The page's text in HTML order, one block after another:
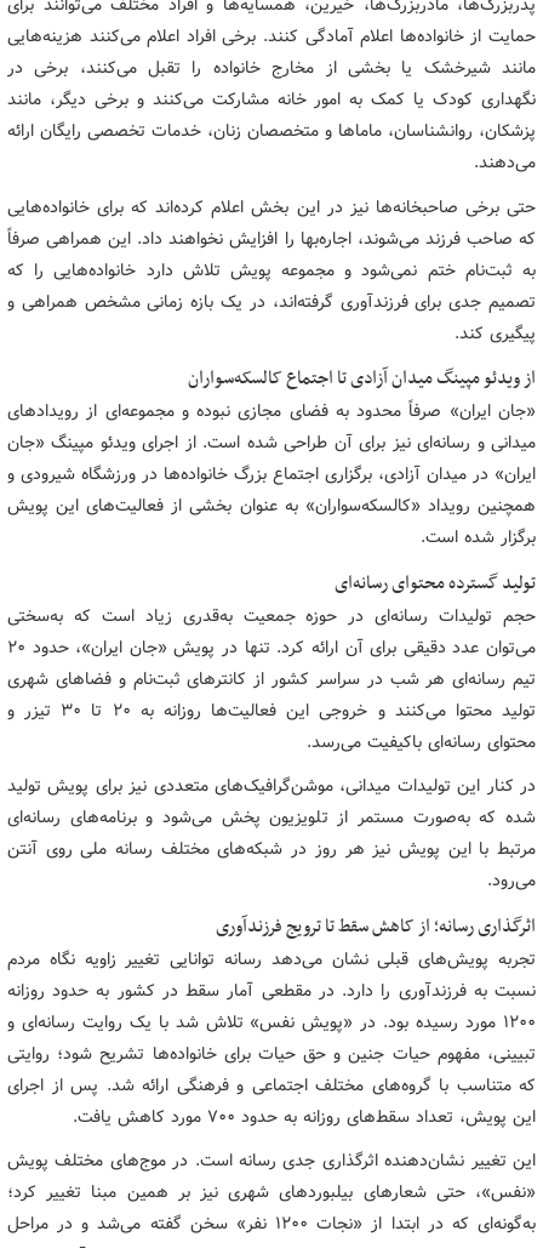
حمایت از خانواده‌ها اعلام آمادگی کنند. برخی افراد اعلام می‌کنند هزینه‌هایی
مانند شیرخشک یا بخشی از مخارج خانواده را تقبل می‌کنند، برخی در
نگهداری کودک یا کمک به امور خانه مشارکت می‌کنند و برخی دیگر، مانند
پزشکان، روانشناسان، ماماها و متخصصان زنان، خدمات تخصصی رایگان ارائه
می‌دهند.
حتی برخی صاحبخانه‌ها نیز در این بخش اعلام کرده‌اند که برای خانواده‌هایی
که صاحب فرزند می‌شوند، اجاره‌بها را افزایش نخواهند داد. این همراهی صرفاً
به ثبت‌نام ختم نمی‌شود و مجموعه پویش تلاش دارد خانواده‌هایی را که
تصمیم جدی برای فرزندآوری گرفته‌اند، در یک بازه زمانی مشخص همراهی و
پیگیری کند.
از ویدئو مپینگ میدان آزادی تا اجتماع کالسکه‌سواران
«جان ایران» صرفاً محدود به فضای مجازی نبوده و مجموعه‌ای از رویدادهای
میدانی و رسانه‌ای نیز برای آن طراحی شده است. از اجرای ویدئو مپینگ «جان
ایران» در میدان آزادی، برگزاری اجتماع بزرگ خانواده‌ها در ورزشگاه شیرودی و
همچنین رویداد «کالسکه‌سواران» به عنوان بخشی از فعالیت‌های این پویش
برگزار شده است.
تولید گسترده محتوای رسانه‌ای
حجم تولیدات رسانه‌ای در حوزه جمعیت به‌قدری زیاد است که به‌سختی
می‌توان عدد دقیقی برای آن ارائه کرد. تنها در پویش «جان ایران»، حدود ۲۰
تیم رسانه‌ای هر شب در سراسر کشور از کانترهای ثبت‌نام و فضاهای شهری
تولید محتوا می‌کنند و خروجی این فعالیت‌ها روزانه به ۲۰ تا ۳۰ تیزر و
محتوای رسانه‌ای باکیفیت می‌رسد.
در کنار این تولیدات میدانی، موشن‌گرافیک‌های متعددی نیز برای پویش تولید
شده که به‌صورت مستمر از تلویزیون پخش می‌شود و برنامه‌های رسانه‌ای
مرتبط با این پویش نیز هر روز در شبکه‌های مختلف رسانه ملی روی آنتن
می‌رود.
اثرگذاری رسانه؛ از کاهش سقط تا ترویج فرزندآوری
تجربه پویش‌های قبلی نشان می‌دهد رسانه توانایی تغییر زاویه نگاه مردم
نسبت به فرزندآوری را دارد. در مقطعی آمار سقط در کشور به حدود روزانه
۱۲۰۰ مورد رسیده بود. در «پویش نفس» تلاش شد با یک روایت رسانه‌ای و
تبیینی، مفهوم حیات جنین و حق حیات برای خانواده‌ها تشریح شود؛ روایتی
که متناسب با گروه‌های مختلف اجتماعی و فرهنگی ارائه شد. پس از اجرای
این پویش، تعداد سقط‌های روزانه به حدود ۷۰۰ مورد کاهش یافت.
این تغییر نشان‌دهنده اثرگذاری جدی رسانه است. در موج‌های مختلف پویش
«نفس»، حتی شعارهای بیلبوردهای شهری نیز بر همین مبنا تغییر کرد؛
به‌گونه‌ای که در ابتدا از «نجات ۱۲۰۰ نفر» سخن گفته می‌شد و در مراحل